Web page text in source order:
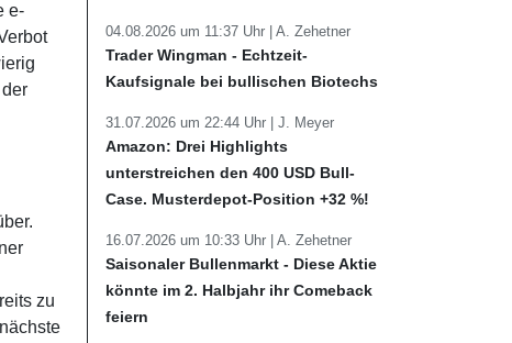
e-
zu
04.08.2026 um 11:37 Uhr | A. Zehetner
Trader Wingman - Echtzeit-
Kaufsignale bei bullischen Biotechs
31.07.2026 um 22:44 Uhr | J. Meyer
Amazon: Drei Highlights
unterstreichen den 400 USD Bull-
Case. Musterdepot-Position +32 %!
16.07.2026 um 10:33 Uhr | A. Zehetner
Saisonaler Bullenmarkt - Diese Aktie
könnte im 2. Halbjahr ihr Comeback
feiern